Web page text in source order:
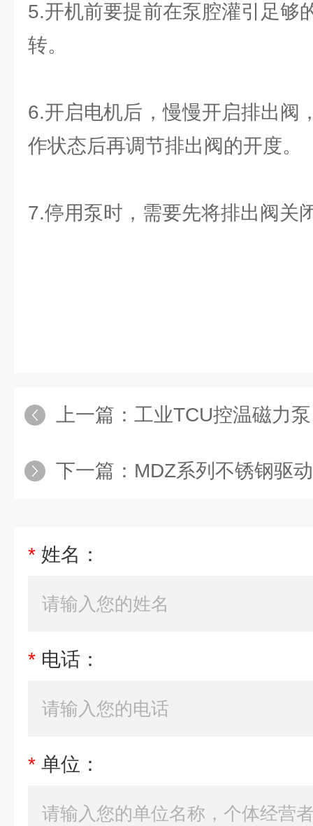
5.开机前要提前在泵腔灌引足够
转。
6.开启电机后，慢慢开启排出阀
作状态后再调节排出阀的开度。
7.停用泵时，需要先将排出阀关
上一篇： 工业TCU控温磁力泵
下一篇： MDZ系列不锈钢驱
* 姓名：
* 电话：
* 单位：